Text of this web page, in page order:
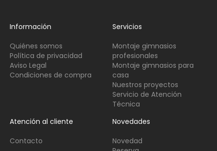
Información
Quiénes somos
Política de privacidad
Aviso Legal
Condiciones de compra
Servicios
Montaje gimnasios
profesionales
Montaje gimnasios para
casa
Nuestros proyectos
Servicio de Atención
Técnica
Atención al cliente
Contacto
Novedades
Novedad